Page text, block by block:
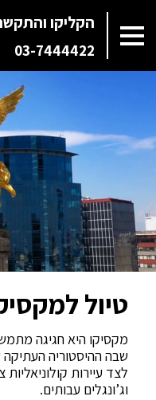
הקליקו
03-7444422
טיול
מקסיקו היא חגיגה
שבה ההיסטוריה
לצד עיירות קולוניאליות
וג’ונגלים עבותים.